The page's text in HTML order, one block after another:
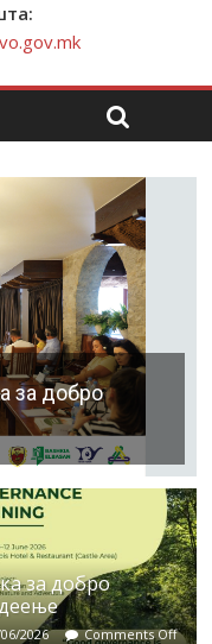
за добро
за добро
2026 Comments Off